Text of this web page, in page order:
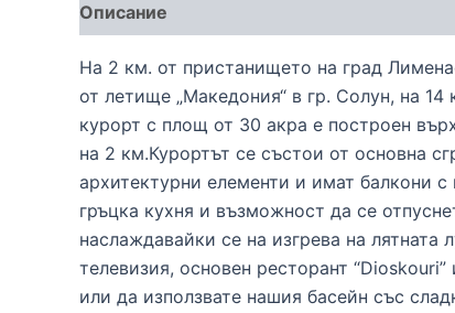
Описание
На 2 км. от пристанището на град
от летище „Македония“ в гр. Солун, на 14
курорт с площ от 30 акра е построен
на 2 км.Курортът се състои от основна
архитектурни елементи и имат балкони
гръцка кухня и възможност да се
наслаждавайки се на изгрева на
телевизия, основен ресторант
или да използвате нашия басейн със